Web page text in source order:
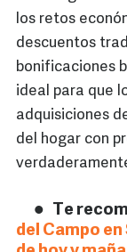
los retos
descuentos
bonificaciones
ideal para que
adquisiciones
del hogar con
Te
del Campo